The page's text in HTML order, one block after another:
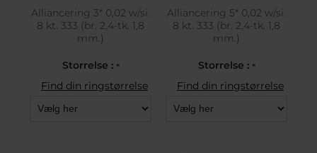
Alliancering 3* 0,02 w/si.
8 kt. 333 (br. 2,4-tk. 1,8
mm.)
Storrelse : *
Find din ringstørrelse
Alliancering 5* 0,02 w/si.
8 kt. 333 (br. 2,4-tk. 1,8
mm.)
Storrelse : *
Find din ringstørrelse